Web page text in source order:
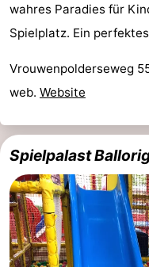
wahres Paradies für
Spielplatz. Ein
Vrouwenpolderseweg
web. Website
Spielpalast